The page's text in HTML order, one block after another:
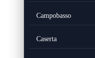
Campobasso
Caserta